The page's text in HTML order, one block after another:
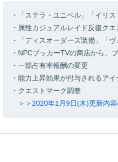
・「ステラ・ユニベル」「イリ
・属性カジュアルレイド反復ク
・「ディスオーダーズ装備」「
・NPCブッカーTVの商店から、
・一部占有率報酬の変更
・能力上昇効果が付与されるア
・クエストマーク調整
＞＞2020年1月9日(木)更新内